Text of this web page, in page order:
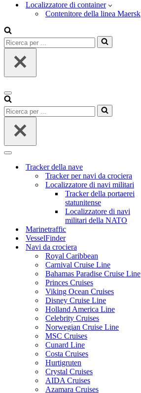
Localizzatore di container
Contenitore della linea Maersk
Ricerca
per
Menu
di
navigazione
Ricerca
per
Menu
navigazioneTracker della nave
Tracker per navi da crociera
Localizzatore di navi militari
Tracker della portaerei
statunitense
Localizzatore di navi
militari della NATO
Marinetraffic
VesselFinder
Navi da crociera
Royal Caribbean
Carnival Cruise Line
Bahamas Paradise Cruise Line
Princes Cruises
Viking Ocean Cruises
Disney Cruise Line
Holland America Line
Celebrity Cruises
Norwegian Cruise Line
MSC Cruises
Cunard Line
Costa Cruises
Hurtigruten
Crystal Cruises
AIDA Cruises
Azamara Cruises